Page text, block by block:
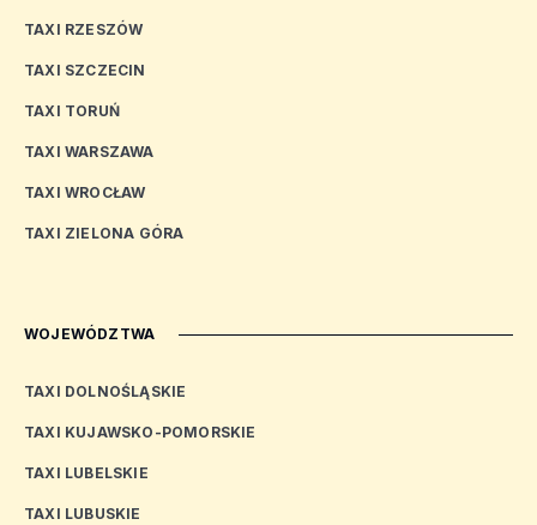
TAXI RZESZÓW
TAXI SZCZECIN
TAXI TORUŃ
TAXI WARSZAWA
TAXI WROCŁAW
TAXI ZIELONA GÓRA
WOJEWÓDZTWA
TAXI DOLNOŚLĄSKIE
TAXI KUJAWSKO-POMORSKIE
TAXI LUBELSKIE
TAXI LUBUSKIE